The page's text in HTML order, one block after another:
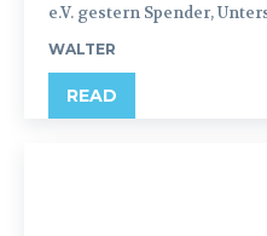
e.V. gestern Spender,
WALTER
READ